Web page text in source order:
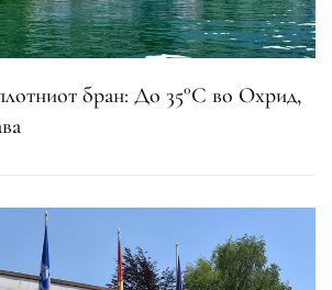
бран: До 35°C во Охрид,